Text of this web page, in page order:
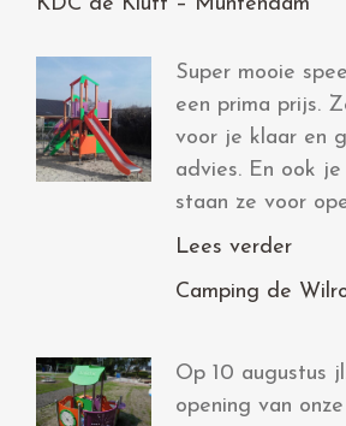
Super mooie
een prima prijs.
voor je klaar en
advies. En ook
staan ze voor
Lees verder
Camping de
Op 10 augustus
opening van